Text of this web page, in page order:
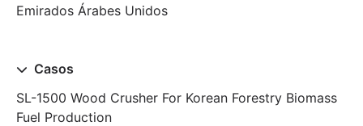
Emirados Árabes Unidos
Casos
SL-1500 Wood Crusher For Korean Forestry Biomass
Fuel Production